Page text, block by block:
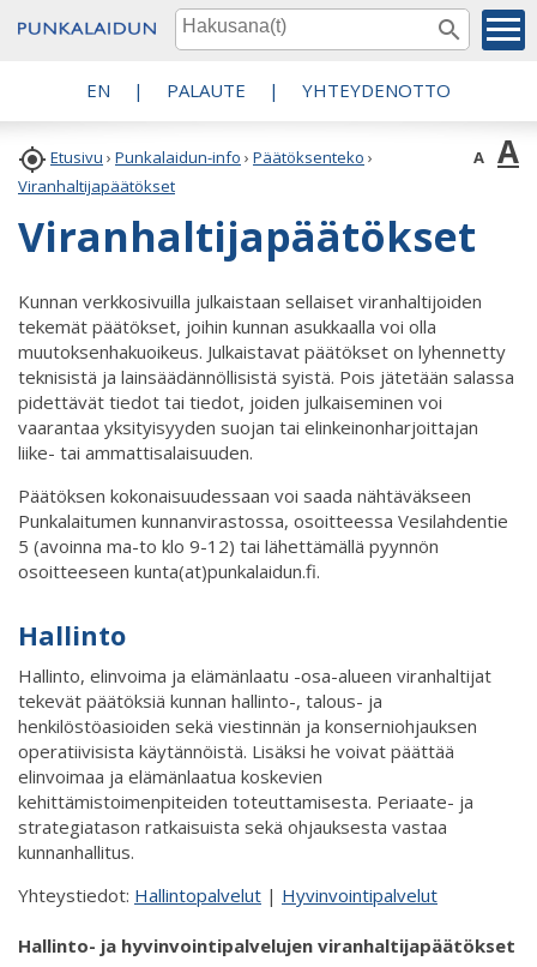
EN | PALAUTE | YHTEYDENOTTO
 Etusivu › Punkalaidun-info › Päätöksenteko ›
Viranhaltijapäätökset
A A
Viranhaltijapäätökset
Kunnan verkkosivuilla julkaistaan sellaiset viranhaltijoiden
tekemät päätökset, joihin kunnan asukkaalla voi olla
muutoksenhakuoikeus. Julkaistavat päätökset on lyhennetty
teknisistä ja lainsäädännöllisistä syistä. Pois jätetään salassa
pidettävät tiedot tai tiedot, joiden julkaiseminen voi
vaarantaa yksityisyyden suojan tai elinkeinonharjoittajan
liike- tai ammattisalaisuuden.
Päätöksen kokonaisuudessaan voi saada nähtäväkseen
Punkalaitumen kunnanvirastossa, osoitteessa Vesilahdentie
5 (avoinna ma-to klo 9-12) tai lähettämällä pyynnön
osoitteeseen kunta(at)punkalaidun.fi.
Hallinto
Hallinto, elinvoima ja elämänlaatu -osa-alueen viranhaltijat
tekevät päätöksiä kunnan hallinto-, talous- ja
henkilöstöasioiden sekä viestinnän ja konserniohjauksen
operatiivisista käytännöistä. Lisäksi he voivat päättää
elinvoimaa ja elämänlaatua koskevien
kehittämistoimenpiteiden toteuttamisesta. Periaate- ja
strategiatason ratkaisuista sekä ohjauksesta vastaa
kunnanhallitus.
Yhteystiedot: Hallintopalvelut | Hyvinvointipalvelut
Hallinto- ja hyvinvointipalvelujen viranhaltijapäätökset